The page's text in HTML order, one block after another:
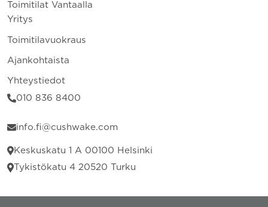
Toimitilat Vantaalla
Yritys
Toimitilavuokraus
Ajankohtaista
Yhteystiedot
010 836 8400
info.fi@cushwake.com
Keskuskatu 1 A 00100 Helsinki
Tykistökatu 4 20520 Turku